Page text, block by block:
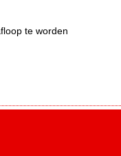
te worden